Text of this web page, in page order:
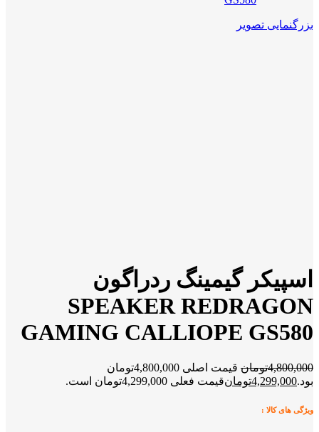
بزرگنمایی تصویر
اسپیکر گیمینگ ردراگون
SPEAKER REDRAGON
GAMING CALLIOPE GS580
4,800,000تومان
قیمت اصلی 4,800,000تومان
بود.4,299,000تومانقیمت فعلی 4,299,000تومان است.
ویژگی های کالا :